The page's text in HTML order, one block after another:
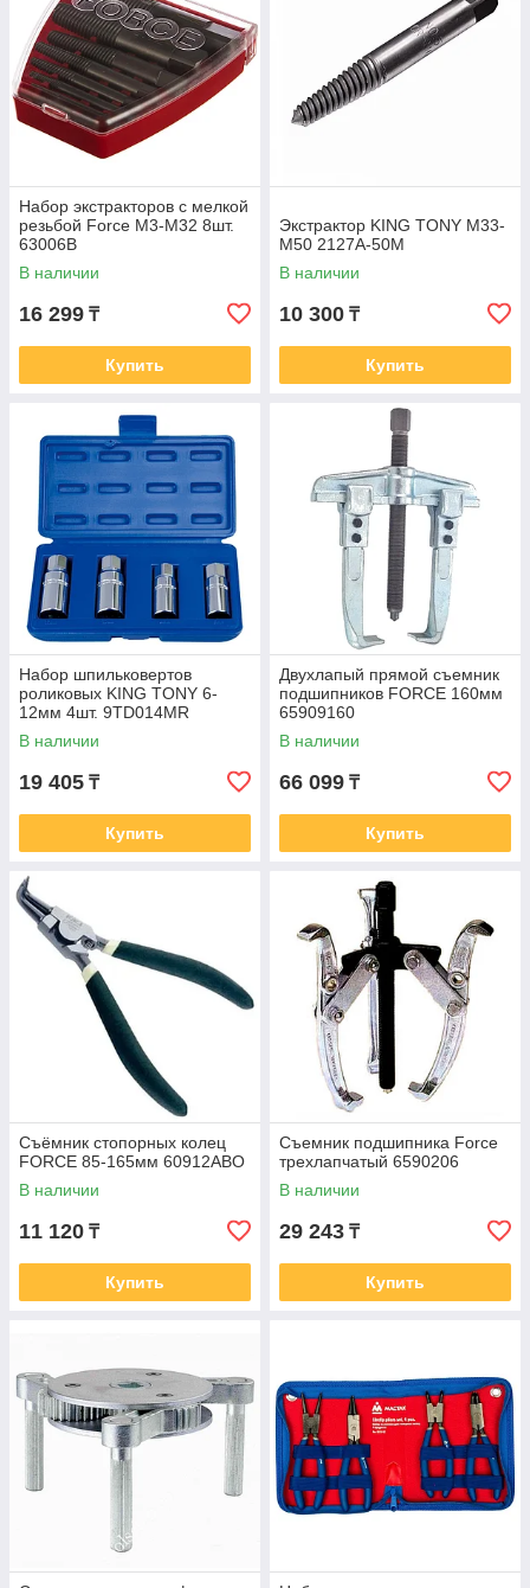
Набор экстракторов с мелкой
резьбой Force M3-M32 8шт.
63006B
В наличии
16 299 ₸
Купить
Экстрактор KING TONY М33-
М50 2127A-50M
В наличии
10 300 ₸
Купить
Набор шпильковертов
роликовых KING TONY 6-
12мм 4шт. 9TD014MR
В наличии
19 405 ₸
Купить
Двухлапый прямой съемник
подшипников FORCE 160мм
65909160
В наличии
66 099 ₸
Купить
Съёмник стопорных колец
FORCE 85-165мм 60912ABO
В наличии
11 120 ₸
Купить
Съемник подшипника Force
трехлапчатый 6590206
В наличии
29 243 ₸
Купить